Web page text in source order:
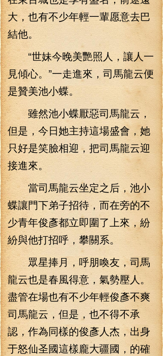
大，也有不少年輕一輩愿意去巴
結他。
“世妹今晚美艷照人，讓人一
見傾心。”一走進來，司馬龍云便
是贊美池小蝶。
雖然池小蝶厭惡司馬龍云，
但是，今日她主持這場盛會，她
只好是笑臉相迎，把司馬龍云迎
接進來。
當司馬龍云坐定之后，池小
蝶讓門下弟子招待，而在旁的不
少青年俊彥都立即圍了上來，紛
紛與他打招呼，攀關系。
眾星捧月，呼朋喚友，司馬
龍云也是春風得意，氣勢壓人。
盡管在場也有不少年輕俊彥不爽
司馬龍云，但是，也不得不承
認，作為同樣的俊彥人杰，出身
于怒仙圣國這樣龐大疆國，的確